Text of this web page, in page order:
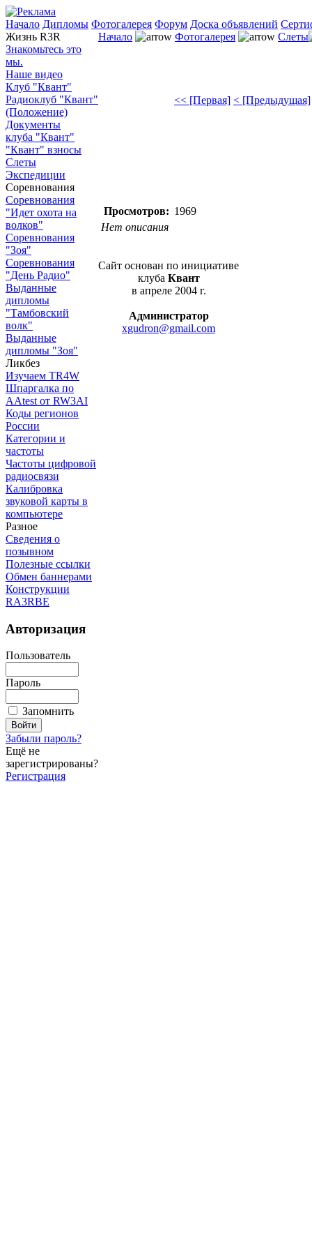
Начало Дипломы Фотогалерея Форум Доска объявлений
Жизнь R3R
Знакомьтесь это
мы.
Наше видео
Клуб "Квант"
Радиоклуб "Квант"
(Положение)
Документы
клуба "Квант"
"Квант" взносы
Слеты
Экспедиции
Соревнования
Соревнования
"Идет охота на
волков"
Соревнования
"Зоя"
Соревнования
"День Радио"
Выданные
дипломы
"Тамбовский
волк"
Выданные
дипломы "Зоя"
Ликбез
Изучаем TR4W
Шпаргалка по
AAtest от RW3AI
Коды регионов
России
Категории и
частоты
Частоты цифровой
радиосвязи
Калибровка
звуковой карты в
компьютере
Разное
Сведения о
позывном
Полезные ссылки
Обмен баннерами
Конструкции
RA3RBE
Авторизация
Пользователь
Пароль
Запомнить
Забыли пароль?
Ещё не
зарегистрированы?
Регистрация
Начало Фотогалерея Слеты
<< [Первая] < [Предыдущая]
Просмотров: 1969
Нет описания
Сайт основан по инициативе
клуба Квант
в апреле 2004 г.
Администратор
xgudron@gmail.com